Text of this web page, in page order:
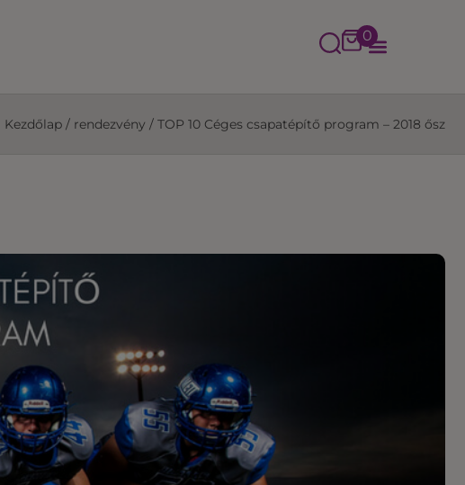
0
Kezdőlap / rendezvény / TOP 10 Céges csapatépítő program – 2018 ősz